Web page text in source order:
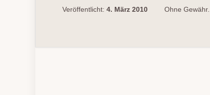
Veröffentlicht: 4. März 2010 Ohne Gewähr...